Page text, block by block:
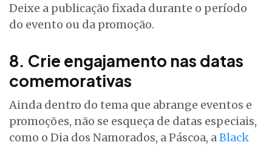
Deixe a publicação fixada durante o período
do evento ou da promoção.
8. Crie engajamento nas datas
comemorativas
Ainda dentro do tema que abrange eventos e
promoções, não se esqueça de datas especiais,
como o Dia dos Namorados, a Páscoa, aBlack